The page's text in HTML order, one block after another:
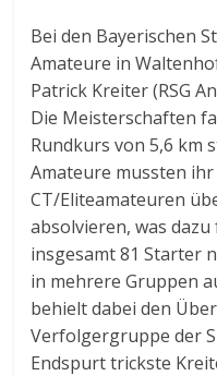
Bei den Bayerischen
Amateure in
Patrick Kreiter (RSG
Die Meisterschaften
Rundkurs von 5,6 km
Amateure mussten
CT/Eliteamateuren
absolvieren, was
insgesamt 81 Starter
in mehrere Gruppen
behielt dabei den
Verfolgergruppe der
Endspurt trickste